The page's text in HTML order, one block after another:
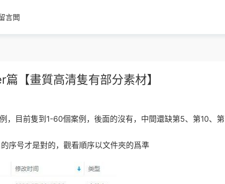
言闆
【畫質高清隻有部分素材】
，目前隻到1-60個案例，後面的沒有，中間還缺第5、第10、第
序号才是對的，觀看順序以文件夾的爲準